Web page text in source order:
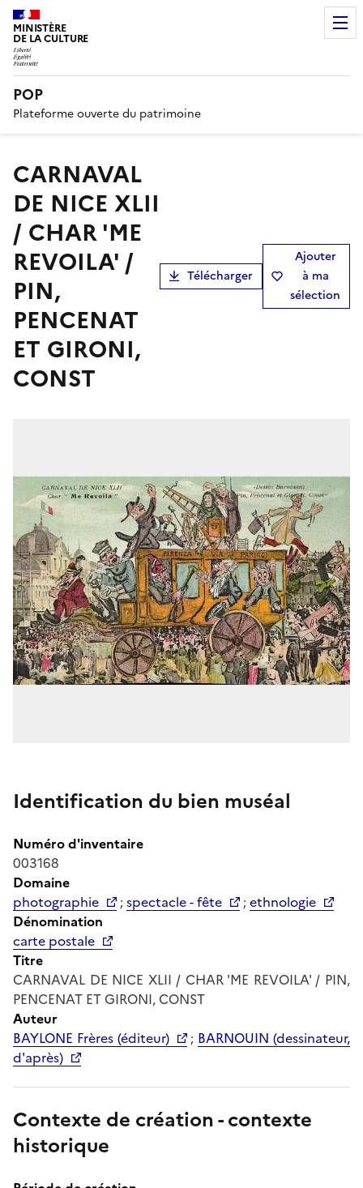
MINISTÈRE
DE LA CULTURE
POP
Plateforme ouverte du patrimoine
CARNAVAL
DE NICE XLII
/ CHAR 'ME
REVOILA' /
PIN,
PENCENAT
ET GIRONI,
CONST
Télécharger
Ajouter
à ma
sélection
Identification du bien muséal
Numéro d'inventaire
003168
Domaine
photographie
;spectacle - fête ;ethnologie
Dénomination
carte postale
Titre
CARNAVAL DE NICE XLII / CHAR 'ME REVOILA' / PIN,
PENCENAT ET GIRONI, CONST
Auteur
BAYLONE Frères (éditeur)
; BARNOUIN (dessinateur,
d'après)
Contexte de création - contexte
historique